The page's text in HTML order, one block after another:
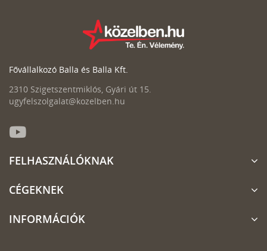
Fővállalkozó Balla és Balla Kft.
2310 Szigetszentmiklós, Gyári út 15.
ugyfelszolgalat@kozelben.hu
FELHASZNÁLÓKNAK
CÉGEKNEK
INFORMÁCIÓK